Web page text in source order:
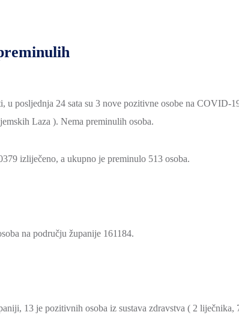
posljednja 24 sata su 3 nove pozitivne osobe na COVID-
Laza ). Nema preminulih osoba.
izliječeno, a ukupno je preminulo 513 osoba.
na području županije 161184.
13 je pozitivnih osoba iz sustava zdravstva ( 2 liječnika,